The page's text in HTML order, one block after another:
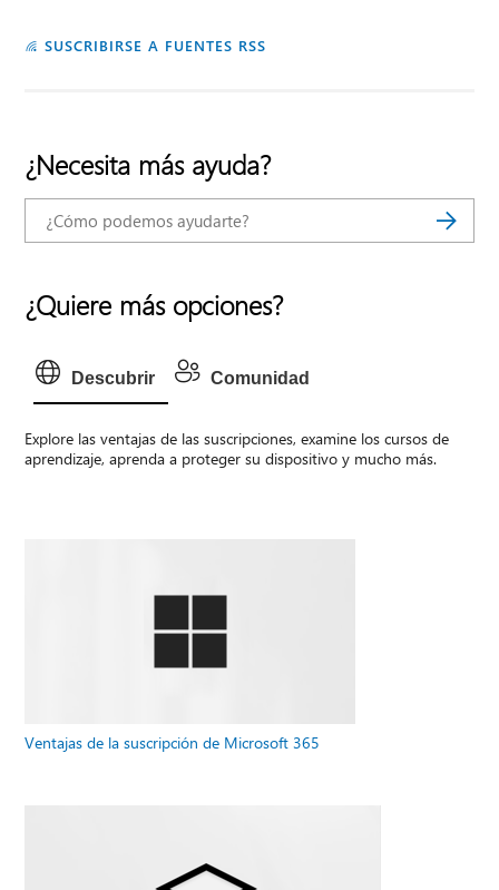
SUSCRIBIRSE A FUENTES RSS
¿Necesita más ayuda?
¿Quiere más opciones?
Descubrir Comunidad
Explore las ventajas de las suscripciones, examine los cursos de
aprendizaje, aprenda a proteger su dispositivo y mucho más.
Ventajas de la suscripción de Microsoft 365